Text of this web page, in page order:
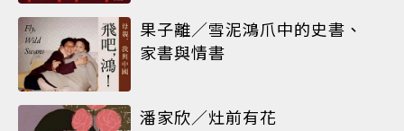
果子離／雪泥鴻爪中的史書、
家書與情書
潘家欣／灶前有花